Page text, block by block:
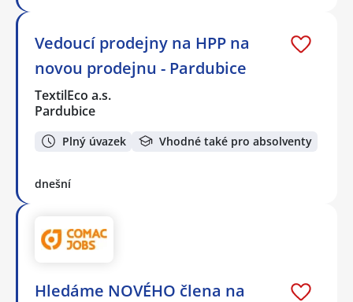
Vedoucí prodejny na HPP na
novou prodejnu - Pardubice
TextilEco a.s.
Pardubice
Plný úvazek Vhodné také pro absolventy
dnešní
Hledáme NOVÉHO člena na